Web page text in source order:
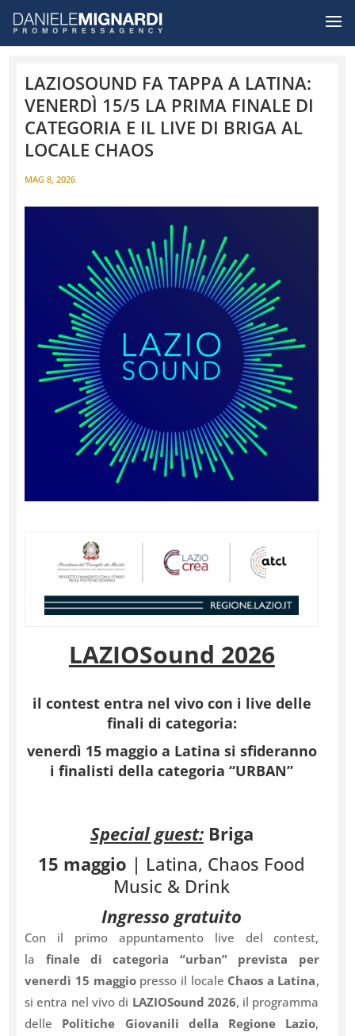
LAZIOSOUND FA TAPPA A LATINA:
VENERDÌ 15/5 LA PRIMA FINALE DI
CATEGORIA E IL LIVE DI BRIGA AL
LOCALE CHAOS
MAG 8, 2026
LAZIOSound 2026
il contest entra nel vivo con i live delle
finali di categoria:
venerdì 15 maggio a Latina si sfideranno
i finalisti della categoria “URBAN”
Special guest: Briga
15 maggio | Latina, Chaos Food
Music & Drink
Ingresso gratuito
Con il primo appuntamento live del contest,
la finale di categoria “urban”
prevista per
venerdì 15 maggiopresso il locale Chaos a Latina,
si entra nel vivo di LAZIOSound 2026, il programma
delle Politiche Giovanili della Regione Lazio,